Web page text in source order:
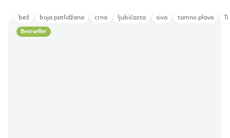
Bestseller
bež boja patlidžana crna ljubičasta siva tamno plava